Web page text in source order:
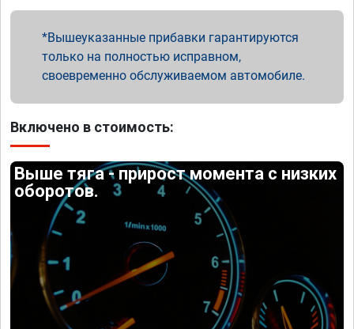
Вышеуказанные прибавки гарантируются
только на полностью исправном,
своевременно обслуживаемом автомобиле.
Включено в стоимость:
Выше тяга - прирост момента с низких
оборотов.